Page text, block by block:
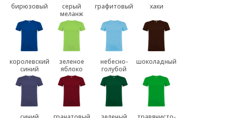
бирюзовый
серый
меланж
графитовый хаки
королевский
синий
зеленое
яблоко
небесно-
голубой
шоколадный